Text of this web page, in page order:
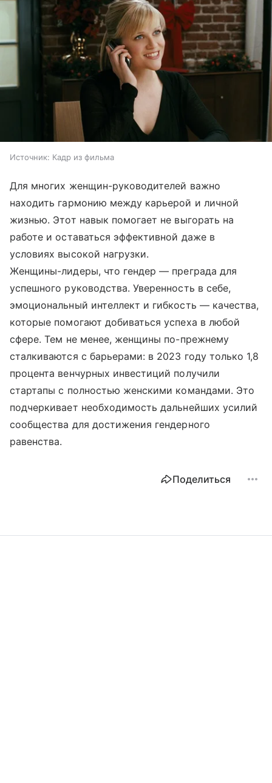
Источник: Кадр из фильма
Для многих женщин-руководителей важно
находить гармонию между карьерой и личной
жизнью. Этот навык помогает не выгорать на
работе и оставаться эффективной даже в
условиях высокой нагрузки.
Женщины-лидеры, что гендер — преграда для
успешного руководства. Уверенность в себе,
эмоциональный интеллект и гибкость — качества,
которые помогают добиваться успеха в любой
сфере. Тем не менее, женщины по-прежнему
сталкиваются с барьерами: в 2023 году только 1,8
процента венчурных инвестиций получили
стартапы с полностью женскими командами​. Это
подчеркивает необходимость дальнейших усилий
сообщества для достижения гендерного
равенства.
Поделиться